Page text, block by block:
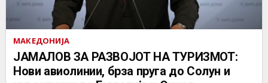
МАКЕДОНИЈА
ЈАМАЛОВ ЗА РАЗВОЈОТ НА ТУРИЗМОТ:
Нови авиолинии, брза пруга до Солун и